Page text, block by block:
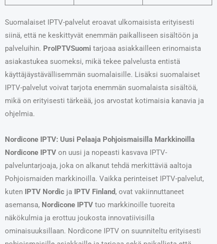
Suomalaiset IPTV-palvelut eroavat ulkomaisista erityisesti
siinä, että ne keskittyvät enemmän paikalliseen sisältöön ja
palveluihin. ProIPTVSuomi tarjoaa asiakkailleen erinomaista
asiakastukea suomeksi, mikä tekee palvelusta entistä
käyttäjäystävällisemmän suomalaisille. Lisäksi suomalaiset
IPTV-palvelut voivat tarjota enemmän suomalaista sisältöä,
mikä on erityisesti tärkeää, jos arvostat kotimaisia kanavia ja
ohjelmia.
Nordicone IPTV: Uusi Pelaaja Pohjoismaisilla Markkinoilla
Nordicone IPTV on uusi ja nopeasti kasvava IPTV-
palveluntarjoaja, joka on alkanut tehdä merkittäviä aaltoja
Pohjoismaiden markkinoilla. Vaikka perinteiset IPTV-palvelut,
kuten IPTV Nordic ja IPTV Finland, ovat vakiinnuttaneet
asemansa, Nordicone IPTV tuo markkinoille tuoreita
näkökulmia ja erottuu joukosta innovatiivisilla
ominaisuuksillaan. Nordicone IPTV on suunniteltu erityisesti